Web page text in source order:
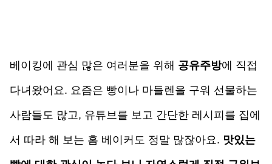
베이킹에 관심 많은 여러분을 위해 공유주방에 직접
다녀왔어요. 요즘은 빵이나 마들렌을 구워 선물하는
사람들도 많고, 유튜브를 보고 간단한 레시피를 집에
서 따라 해 보는 홈 베이커도 정말 많잖아요. 맛있는